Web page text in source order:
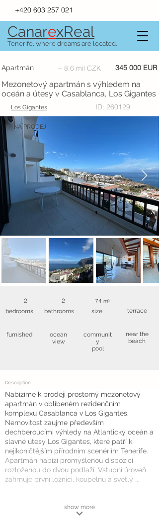
+420 603 257 021
CanarexReal
Tenerife, where dreams are located.
Apartmán ~ 8.6 mil CZK 345 000 EUR
Mezonetový apartmán s výhledem na
oceán a útesy v Casablanca, Los Gigantes
Los Gigantes ID: 260129
NA PRODEJ
2
bedrooms
2
bathrooms
74 m²
size
furnished
ocean
view
communit
y
pool
terrace
near the
beach
Description
Nabízíme k prodeji prostorný mezonetový
apartmán v oblíbeném rezidenčním
komplexu Casablanca v Los Gigantes.
Nemovitost zaujme především
dechberoucími výhledy na Atlantický oceán a
slavné útesy Los Gigantes, které patří k
nejikoničtějším přírodním scenériím Tenerife.
Apartmán nabízí promyšlenou dispozici
rozloženou do dvou podlaží. Vstupní úroveň
zahrnuje první ložnici, koupelnu a světlý ...
show more